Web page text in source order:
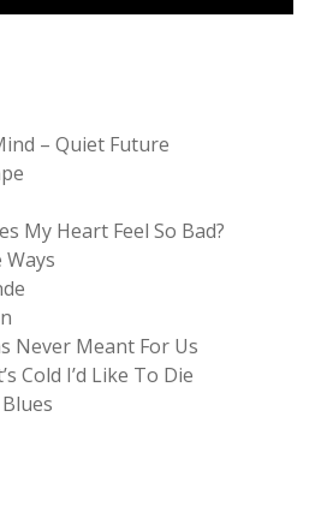
– Quiet Future
My Heart Feel So Bad?
Ways
Never Meant For Us
Cold I’d Like To Die